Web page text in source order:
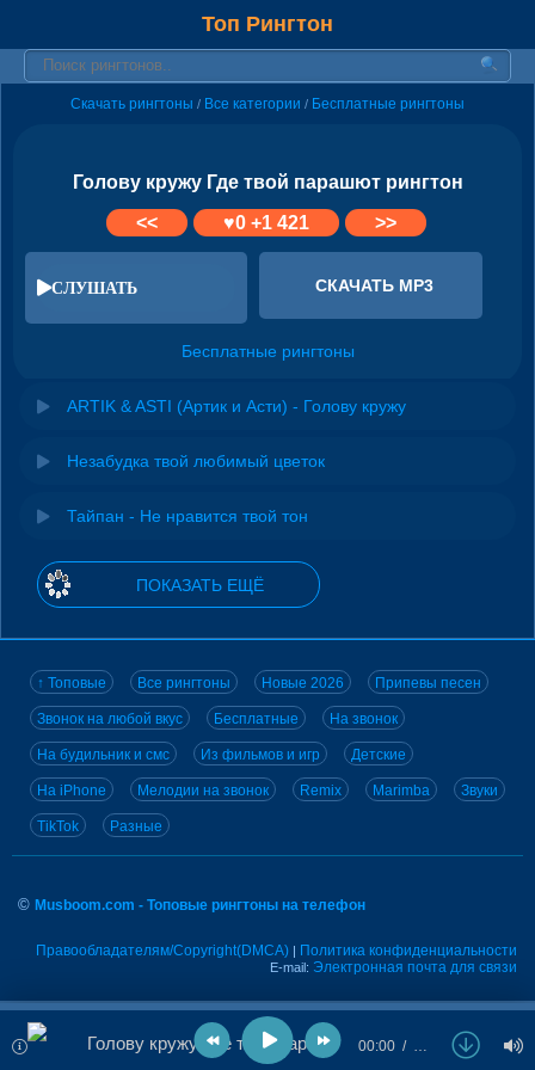
Топ Рингтон
Скачать рингтоны / Все категории / Бесплатные рингтоны
Голову кружу Где твой парашют рингтон
<<
♥0 +1 421 >>
СЛУШАТЬ СКАЧАТЬ MP3
Бесплатные рингтоны
ARTIK & ASTI (Артик и Асти) - Голову кружу
Незабудка твой любимый цветок
Тайпан - Не нравится твой тон
ПОКАЗАТЬ ЕЩЁ
↑ Топовые Все рингтоны Новые 2026 Припевы песен
Звонок на любой вкус Бесплатные На звонок
На будильник и смс Из фильмов и игр Детские
На iPhone Мелодии на звонок Remix Marimba Звуки
TikTok Разные
© Musboom.com - Топовые рингтоны на телефон
Правообладателям/Copyright(DMCA) | Политика конфиденциальности
E-mail: Электронная почта для связи
Голову кружу Где твой парашют 00:00 …